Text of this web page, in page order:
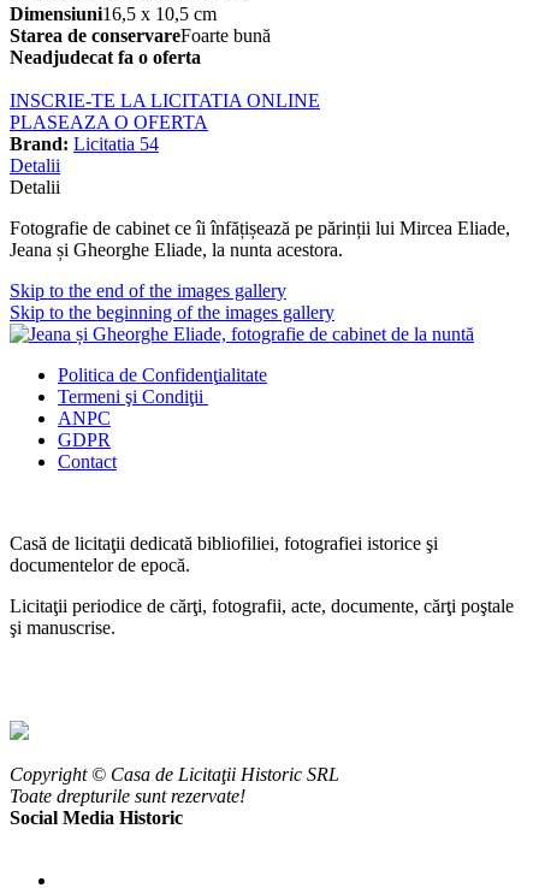
Dimensiuni16,5 x 10,5 cm
Starea de conservareFoarte bună
Neadjudecat fa o oferta
INSCRIE-TE LA LICITATIA ONLINE
PLASEAZA O OFERTA
Brand: Licitatia 54
Detalii
Detalii
Fotografie de cabinet ce îi înfățișează pe părinții lui Mircea Eliade,
Jeana și Gheorghe Eliade, la nunta acestora.
Skip to the end of the images gallery
Skip to the beginning of the images gallery
Politica de Confidenţialitate
Termeni şi Condiţii
ANPC
GDPR
Contact
Casă de licitaţii dedicată bibliofiliei, fotografiei istorice şi
documentelor de epocă.
Licitaţii periodice de cărţi, fotografii, acte, documente, cărţi poştale
şi manuscrise.
Copyright © Casa de Licitaţii Historic SRL
Toate drepturile sunt rezervate!
Social Media Historic